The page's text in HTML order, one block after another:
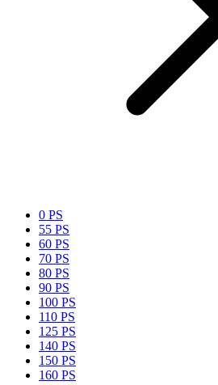
0 PS
55 PS
60 PS
70 PS
80 PS
90 PS
100 PS
110 PS
125 PS
140 PS
150 PS
160 PS